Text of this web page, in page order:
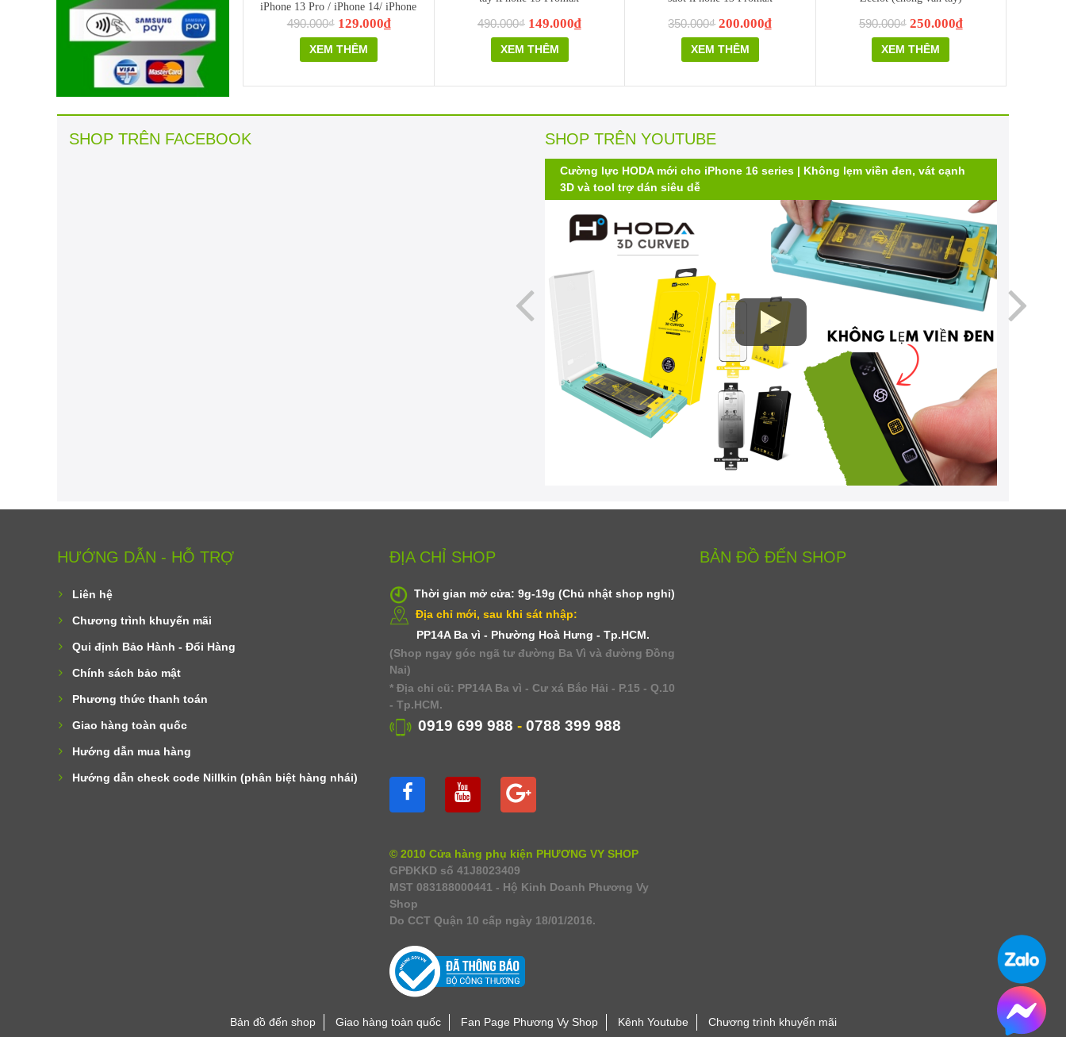
iPhone 13 Pro / iPhone 14/ iPhone
13 / iPhone 16E
490.000₫ 129.000₫
XEM THÊM
490.000₫ 149.000₫
XEM THÊM
350.000₫ 200.000₫
XEM THÊM
590.000₫ 250.000₫
XEM THÊM
SHOP TRÊN FACEBOOK SHOP TRÊN YOUTUBE
Cường lực HODA mới cho iPhone 16 series | Không lẹm viền đen, vát cạnh
3D và tool trợ dán siêu dễ
HƯỚNG DẪN - HỖ TRỢ
Liên hệ
Chương trình khuyến mãi
Qui định Bảo Hành - Đổi Hàng
Chính sách bảo mật
Phương thức thanh toán
Giao hàng toàn quốc
Hướng dẫn mua hàng
Hướng dẫn check code Nillkin (phân biệt hàng nhái)
ĐỊA CHỈ SHOP
Thời gian mở cửa: 9g-19g (Chủ nhật shop nghỉ)
Địa chỉ mới, sau khi sát nhập:
PP14A Ba vì - Phường Hoà Hưng - Tp.HCM.
(Shop ngay góc ngã tư đường Ba Vì và đường Đồng
Nai)
* Địa chỉ cũ: PP14A Ba vì - Cư xá Bắc Hải - P.15 - Q.10
- Tp.HCM.
0919 699 988 - 0788 399 988
© 2010 Cửa hàng phụ kiện PHƯƠNG VY SHOP
GPĐKKD số 41J8023409
MST 083188000441 - Hộ Kinh Doanh Phương Vy
Shop
Do CCT Quận 10 cấp ngày 18/01/2016.
BẢN ĐỒ ĐẾN SHOP
Bản đồ đến shop Giao hàng toàn quốc Fan Page Phương Vy Shop Kênh Youtube Chương trình khuyến mãi